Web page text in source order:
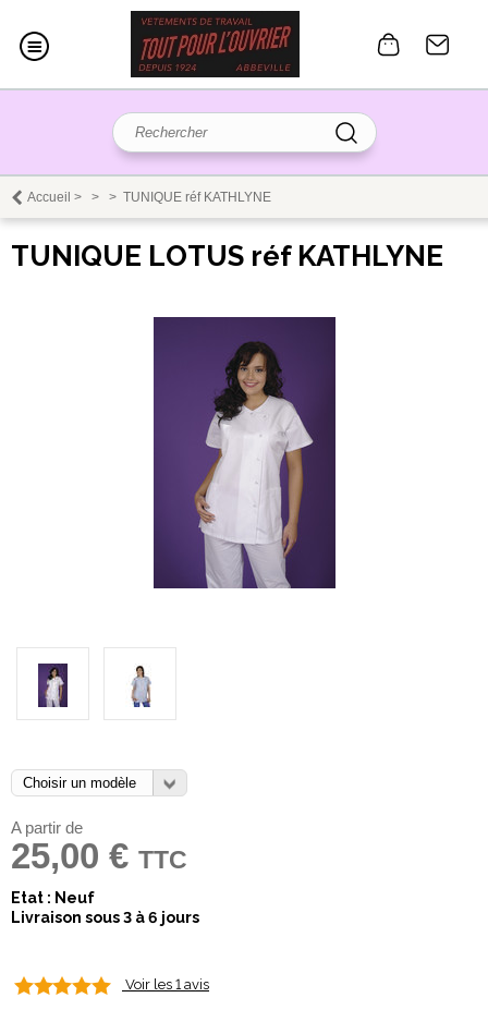
Accueil > > > TUNIQUE réf KATHLYNE
TUNIQUE LOTUS réf KATHLYNE
A partir de
25,00 € TTC
Etat : Neuf
Livraison sous 3 à 6 jours
Voir les 1 avis